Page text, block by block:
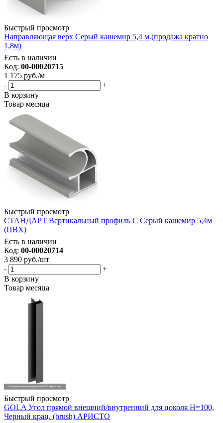
Быстрый просмотр
Направляющая верх Серый кашемир 5,4 м.(продажа кратно
1,8м)
Есть в наличии
Код: 00-00020715
1 175 руб./м
-
+
В корзину
Товар месяца
Быстрый просмотр
СТАНДАРТ Вертикальный профиль С Серый кашемир 5,4м
(ПВХ)
Есть в наличии
Код: 00-00020714
3 890 руб./шт
-
+
В корзину
Товар месяца
Быстрый просмотр
GOLA Угол прямой внешний/внутренний для цоколя Н=100,
Черный крац. (brush) АРИСТО